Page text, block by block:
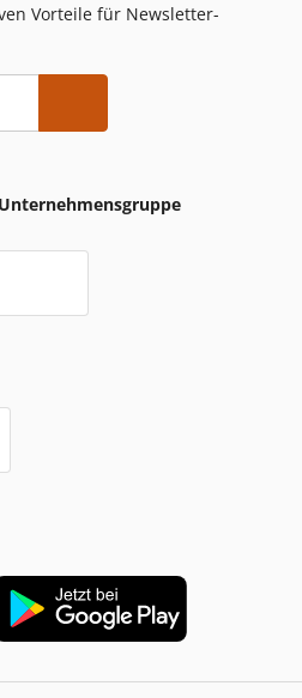
Vorteile für Newsletter-